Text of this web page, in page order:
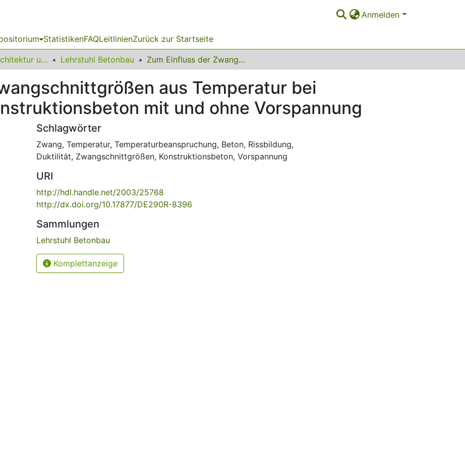
Anmelden
StatistikenFAQLeitlinienZurück zur Startseite
10 Fakultät Architektur und Bauingenieurwesen Lehrstuhl Betonbau Zum Einfluss der Zwangschnittgrößen aus Temperatur bei Tragwerken aus Konstruktionsbeton mit und ohne Vorspannung
aus Temperatur bei
mit und ohne Vorspannung
Schlagwörter
Zwang, Temperatur, Temperaturbeanspruchung, Beton, Rissbildung,
Duktilität, Zwangschnittgrößen, Konstruktionsbeton, Vorspannung
URI
http://hdl.handle.net/2003/25768
http://dx.doi.org/10.17877/DE290R-8396
Sammlungen
Lehrstuhl Betonbau
Komplettanzeige